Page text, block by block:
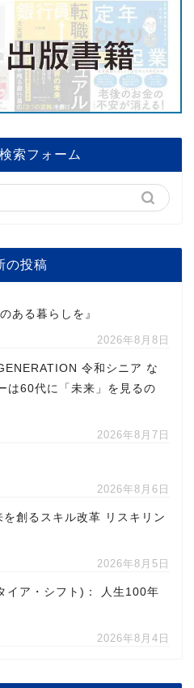
索フォーム
の投稿
ある暮らしを』
2026年8月8日
令和シニア な
は60代に「未来」を見るの
2026年8月7日
2026年8月6日
を創るスキル改革 リスキリン
2026年8月5日
イア・シフト)： 人生100年
2026年8月4日